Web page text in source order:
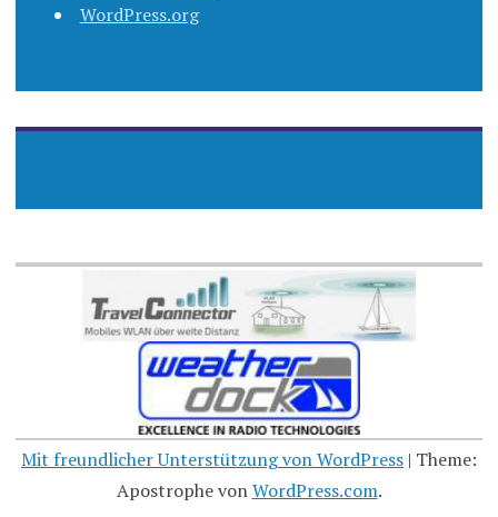
WordPress.org
Mit freundlicher Unterstützung von WordPress | Theme:
Apostrophe vonWordPress.com.